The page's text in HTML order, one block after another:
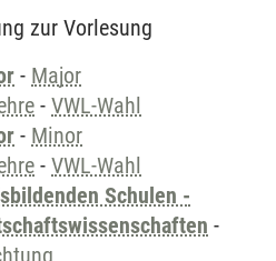
zur Vorlesung
- Major
- VWL-Wahl
- Minor
- VWL-Wahl
Schulen -
-